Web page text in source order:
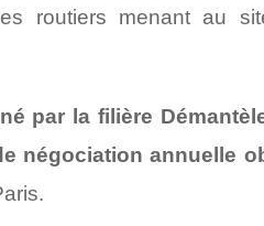
routiers menant au
par la filière
négociation annuelle